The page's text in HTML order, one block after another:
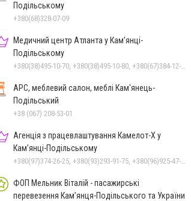
Подільському
+380(68)328-07-09
Медичний центр Атланта у Кам’янці-
Подільському
+380(38)495-10-70, +380(38)495-10-80, +380(67)384-12-07
АРС, меблевий салон, меблі Кам'янець-
Подільський
+38 (067) 208-53-01
Агенція з працевлаштування Камелот-Х у
Кам’янці-Подільському
+380(97)374-26-25, +380(93)293-91-75, +380(96)925-47-71, +380(73)327-54-83
ФОП Мельник Віталій - пасажирські
перевезення Кам’янця-Подільського та України